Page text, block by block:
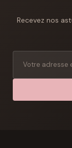
Recevez nos